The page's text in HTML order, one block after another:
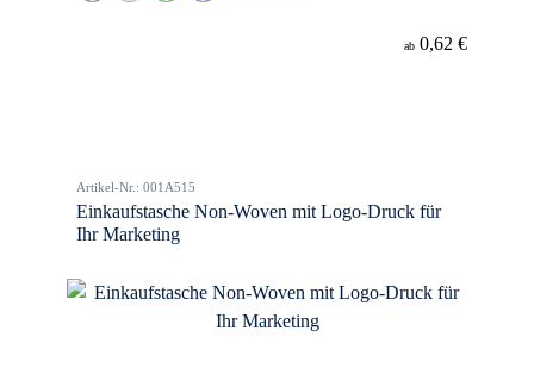
ab 0,62 €
Artikel-Nr.: 001A515
Einkaufstasche Non-Woven mit Logo-Druck für
Ihr Marketing